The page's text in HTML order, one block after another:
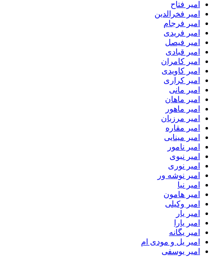
امیر فتاح
امیر فخرالدین
امیر فرجام
امیر فریدی
امیر فیصل
امیر قبادی
امیر کامران
امیر کاویدی
امیر کراری
امیر مانی
امیر ماهان
امیر ماهور
امیر مرزبان
امیر مقاره
امیر مینایی
امیر نامور
امیر نبوی
امیر نوری
امیر نوشه ور
امیر نیا
امیر هامون
امیر وکیلی
امیر یار
امیر یارا
امیر یگانه
امیر یل و مودی ام
امیر یوسفی